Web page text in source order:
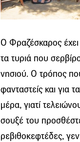
Ο Φραζέσκαρος έχει
τα τυριά που
νησιού. Ο τρόπος
φανταστείς και για
μέρα, γιατί
σουξέ του
ρεβιθοκεφτέδες,